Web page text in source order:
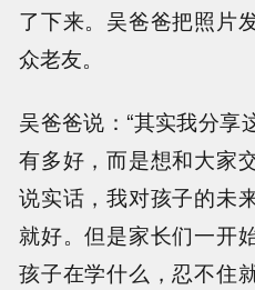
了下来。吴爸爸把照片
众老友。
吴爸爸说：“其实我分享
有多好，而是想和大家
说实话，我对孩子的未
就好。但是家长们一开
孩子在学什么，忍不住